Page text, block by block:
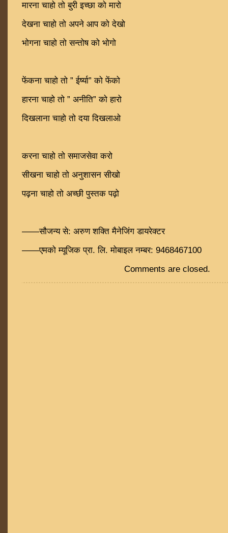
मारना चाहो तो बुरी इच्छा को मारो
देखना चाहो तो अपने आप को देखो
भोगना चाहो तो सन्तोष को भोगो
फेंकना चाहो तो ” ईर्ष्या” को फेंको
हारना चाहो तो ” अनीति” को हारो
दिखलाना चाहो तो दया दिखलाओ
करना चाहो तो समाजसेवा करो
सीखना चाहो तो अनुशासन सीखो
पढ़ना चाहो तो अच्छी पुस्तक पढ़ो
——सौजन्य से: अरुण शक्ति मैनेजिंग डायरेक्टर
——एमको म्यूजिक प्रा. लि. मोबाइल नम्बर: 9468467100
Comments are closed.